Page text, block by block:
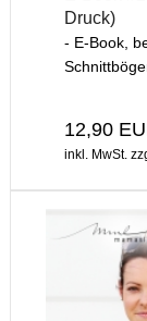
Druck)
- E-Book,
12,90
inkl. MwSt.